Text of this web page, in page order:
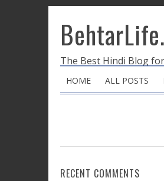
The Best Hindi Blog
HOME ALL POSTS
RECENT COMMENTS